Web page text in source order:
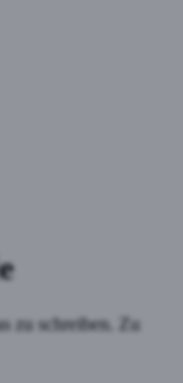
zu schreiben. Zu